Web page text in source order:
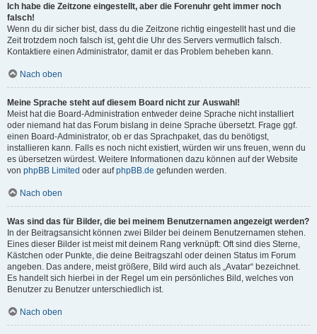
Ich habe die Zeitzone eingestellt, aber die Forenuhr geht immer noch
falsch!
Wenn du dir sicher bist, dass du die Zeitzone richtig eingestellt hast und die
Zeit trotzdem noch falsch ist, geht die Uhr des Servers vermutlich falsch.
Kontaktiere einen Administrator, damit er das Problem beheben kann.
Nach oben
Meine Sprache steht auf diesem Board nicht zur Auswahl!
Meist hat die Board-Administration entweder deine Sprache nicht installiert
oder niemand hat das Forum bislang in deine Sprache übersetzt. Frage ggf.
einen Board-Administrator, ob er das Sprachpaket, das du benötigst,
installieren kann. Falls es noch nicht existiert, würden wir uns freuen, wenn du
es übersetzen würdest. Weitere Informationen dazu können auf der Website
von phpBB Limited oder aufphpBB.de gefunden werden.
Nach oben
Was sind das für Bilder, die bei meinem Benutzernamen angezeigt werden?
In der Beitragsansicht können zwei Bilder bei deinem Benutzernamen stehen.
Eines dieser Bilder ist meist mit deinem Rang verknüpft: Oft sind dies Sterne,
Kästchen oder Punkte, die deine Beitragszahl oder deinen Status im Forum
angeben. Das andere, meist größere, Bild wird auch als „Avatar“ bezeichnet.
Es handelt sich hierbei in der Regel um ein persönliches Bild, welches von
Benutzer zu Benutzer unterschiedlich ist.
Nach oben